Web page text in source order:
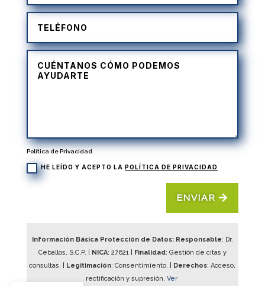
Política de Privacidad
HE LEÍDO Y ACEPTO LA POLÍTICA DE PRIVACIDAD
ENVIAR
Información Básica Protección de Datos: Responsable: Dr.
Ceballos, S.C.P. |
NICA: 27621| Finalidad: Gestión de citas y
consultas. |
Legitimación: Consentimiento. | Derechos: Acceso,
rectificación y supresión. Ver